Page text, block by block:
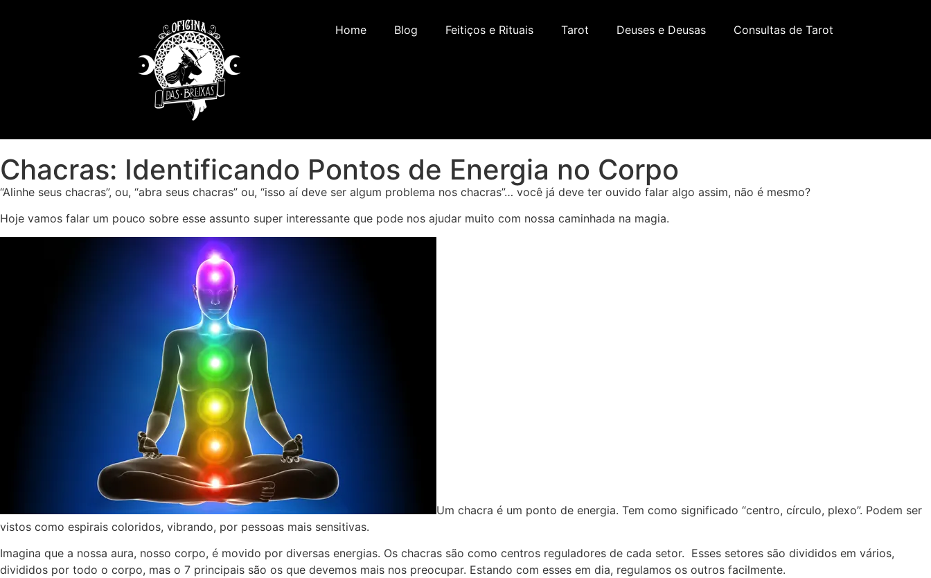
Home Blog Feitiços e Rituais Tarot Deuses e Deusas Consultas de Tarot
Chacras: Identificando Pontos de Energia no Corpo
“Alinhe seus chacras”, ou, “abra seus chacras” ou, “isso aí deve ser algum problema nos chacras”… você já deve ter ouvido falar algo assim, não é mesmo?
Hoje vamos falar um pouco sobre esse assunto super interessante que pode nos ajudar muito com nossa caminhada na magia.
Um chacra é um ponto de energia. Tem como significado “centro, círculo, plexo”. Podem ser
vistos como espirais coloridos, vibrando, por pessoas mais sensitivas.
Imagina que a nossa aura, nosso corpo, é movido por diversas energias. Os chacras são como centros reguladores de cada setor. Esses setores são divididos em vários,
divididos por todo o corpo, mas o 7 principais são os que devemos mais nos preocupar. Estando com esses em dia, regulamos os outros facilmente.